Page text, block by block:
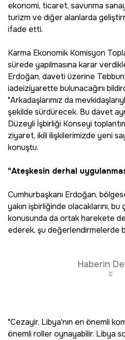
ekonomi, ticaret, savunma
turizm ve diğer alanlarda
ifade etti.
Karma Ekonomik Komisyon
sürede yapılmasına karar
Erdoğan, daveti üzerine
iadeiziyarette bulunacağını
"Arkadaşlarımız da
şekilde sürdürecek. Bu davet
Düzeyli İşbirliği Konseyi
ziyaret, ikili ilişkilerimizde yeni
konuştu.
"Ateşkesin derhal
Cumhurbaşkanı Erdoğan,
yakın işbirliğinde olacaklarını,
konusunda da ortak harekete
ederek, şu değerlendirmelerde
Haberin
"Cezayir, Libya'nın en önemli
önemli roller oynayabilir. Libya